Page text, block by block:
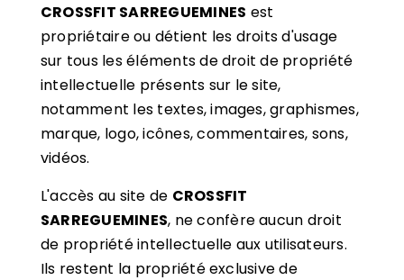
CROSSFIT SARREGUEMINES est
propriétaire ou détient les droits d'usage
sur tous les éléments de droit de propriété
intellectuelle présents sur le site,
notamment les textes, images, graphismes,
marque, logo, icônes, commentaires, sons,
vidéos.
L'accès au site de CROSSFIT
SARREGUEMINES, ne confère aucun droit
de propriété intellectuelle aux utilisateurs.
Ils restent la propriété exclusive de